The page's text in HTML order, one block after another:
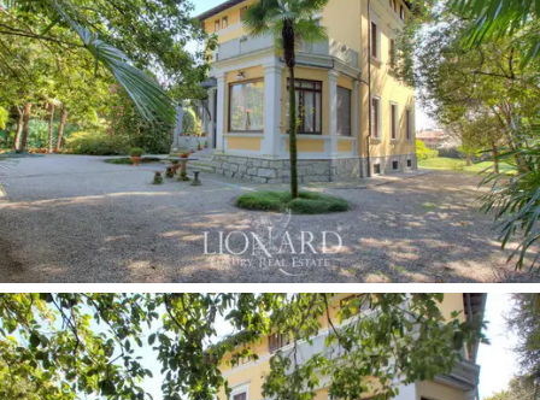
környezetére; van még egy hálószoba és egy
fürdőszoba.
Eztaz eladásra szánt luxusszállástkét nagy szoba,
melyek közül az egyik közvetlen hozzáférést biztosít a
kerthez, és néhány, az alsó földszinten található utcai
szoba kiegészíti. Ezt abirtokotegy fényűző, 2800
m2-es park veszi körül, évszázados fákkal és örökzöld
növényekkel.